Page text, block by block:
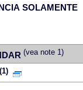
SOLAMENTE
(vea note 1)
(1)